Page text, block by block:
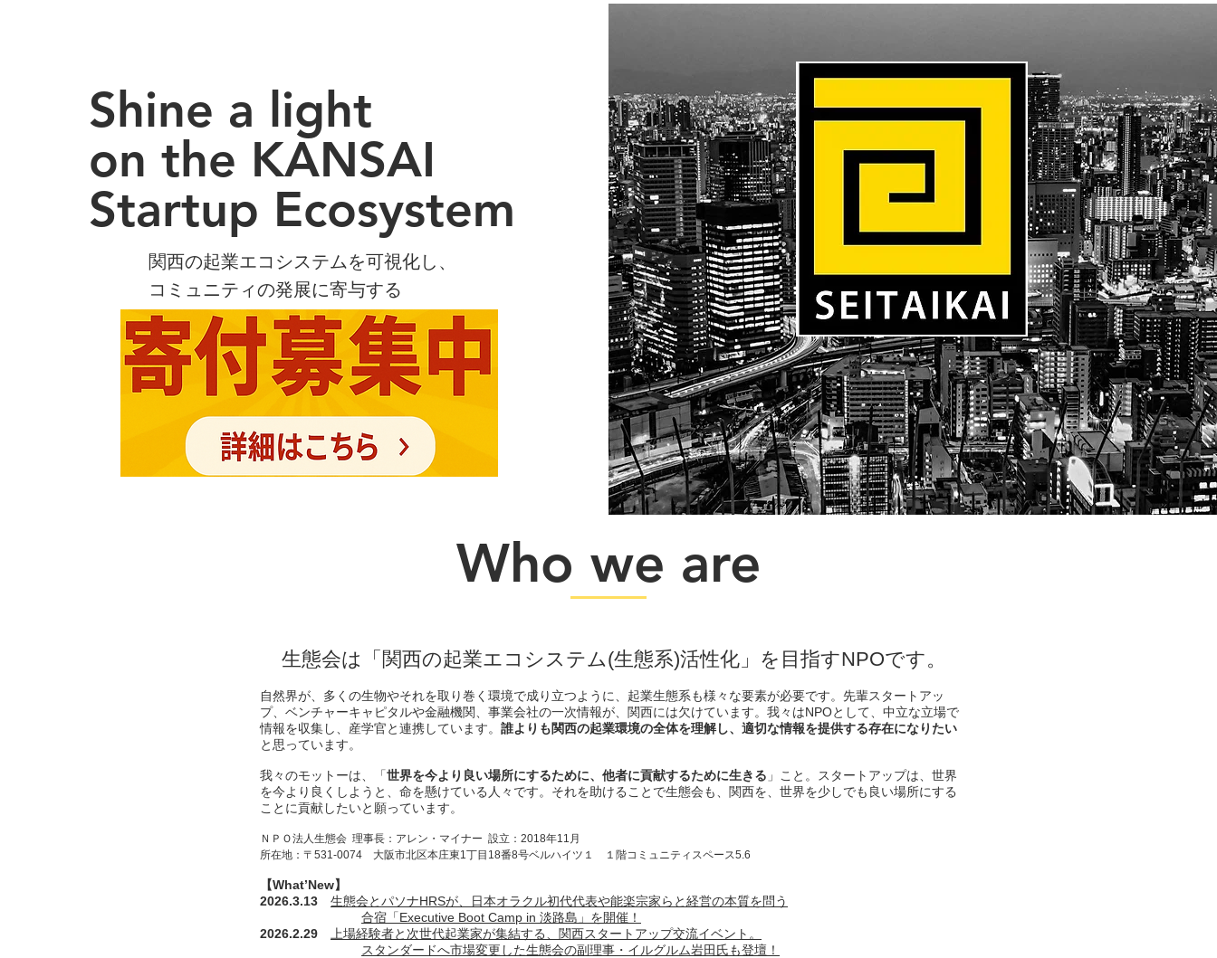
Shine a light
on the KANSAI
Startup Ecosystem
関西の起業エコシステムを可視化し、
コミュニティの発展に寄与する
Who we are
生態会は「関西の起業エコシステム(生態系)活性化」を目指すNPOです。
自然界が、多くの生物やそれを取り巻く環境で成り立つように、起業生態系も様々な要素が必要です。先輩スタートアッ
プ、ベンチャーキャピタルや金融機関、事業会社の一次情報が、関西には欠けています。我々はNPOとして、中立な立場で
情報を収集し、産学官と連携しています。 誰よりも関西の起業環境の全体を理解し、適切な情報を提供する存在になりたい
と思っています。
我々のモットーは、「世界を今より良い場所にするために、他者に貢献するために生きる 」こと。スタートアップは、世界
を今より良くしようと、命を懸けている人々です。それを助けることで生態会も、関西を、世界を少しでも良い場所にする
ことに貢献したいと願っています。
ＮＰＯ法人生態会 理事長：アレン・マイナー 設立：2018年11月
所在地：〒531-0074 大阪市北区本庄東1丁目18番8号ベルハイツ１ １階コミュニティスペース5.6
【What’New】
2026.3.13 生態会とパソナHRSが、日本オラクル初代代表や能楽宗家らと経営の本質を問う
合宿「Executive Boot Camp in 淡路島」を開催！
2026.2.29
上場経験者と次世代起業家が集結する、関西スタートアップ交流イベント。
スタンダードへ市場変更した生態会の副理事・イルグルム岩田氏も登壇！